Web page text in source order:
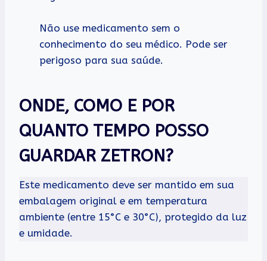
Não use medicamento sem o
conhecimento do seu médico. Pode ser
perigoso para sua saúde.
ONDE, COMO E POR
QUANTO TEMPO POSSO
GUARDAR ZETRON?
Este medicamento deve ser mantido em sua
embalagem original e em temperatura
ambiente (entre 15°C e 30°C), protegido da luz
e umidade.